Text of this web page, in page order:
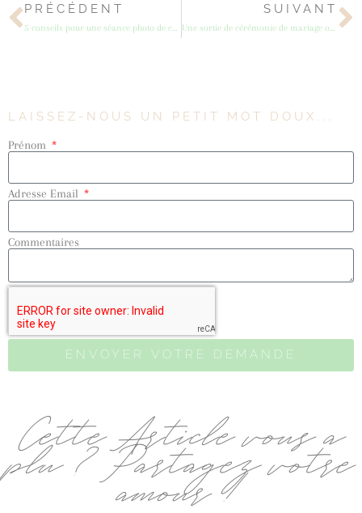
PRÉCÉDENT
5 conseils pour une séance photo de couple réussie
SUIVANT
Une sortie de cérémonie de mariage originale
LAISSEZ-NOUS UN PETIT MOT DOUX...
Prénom
Adresse Email
Commentaires
ENVOYER VOTRE DEMANDE
Cette Article vous a
plu ? Partagez votre
amour !